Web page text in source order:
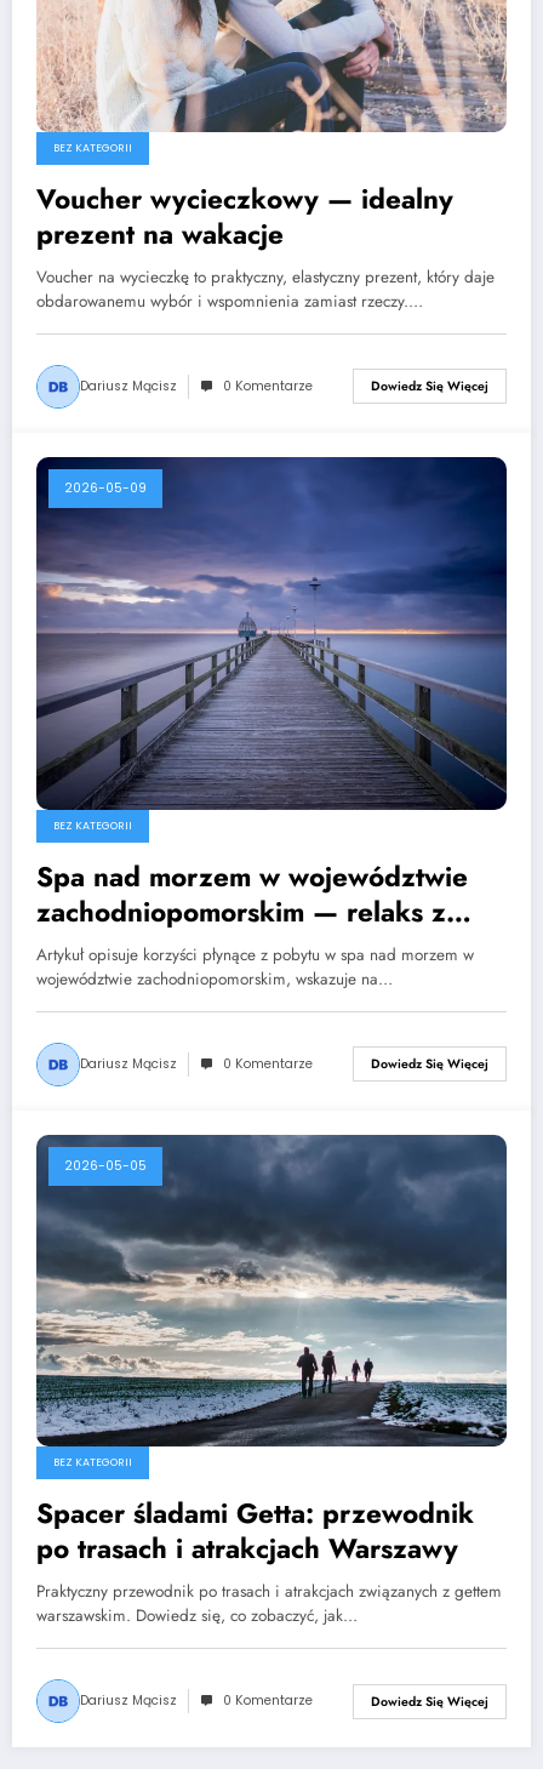
BEZ KATEGORII
Voucher wycieczkowy — idealny
prezent na wakacje
Voucher na wycieczkę to praktyczny, elastyczny prezent, który daje
obdarowanemu wybór i wspomnienia zamiast rzeczy.…
Dariusz Mącisz 0 Komentarze Dowiedz Się Więcej
2026-05-09
BEZ KATEGORII
Spa nad morzem w województwie
zachodniopomorskim — relaks z
widokiem na Bałtyk
Artykuł opisuje korzyści płynące z pobytu w spa nad morzem w
województwie zachodniopomorskim, wskazuje na…
Dariusz Mącisz 0 Komentarze Dowiedz Się Więcej
2026-05-05
BEZ KATEGORII
Spacer śladami Getta: przewodnik
po trasach i atrakcjach Warszawy
Praktyczny przewodnik po trasach i atrakcjach związanych z gettem
warszawskim. Dowiedz się, co zobaczyć, jak…
Dariusz Mącisz 0 Komentarze Dowiedz Się Więcej